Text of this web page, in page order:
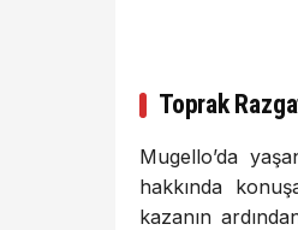
Toprak
Mugello’da
hakkında
kazanın